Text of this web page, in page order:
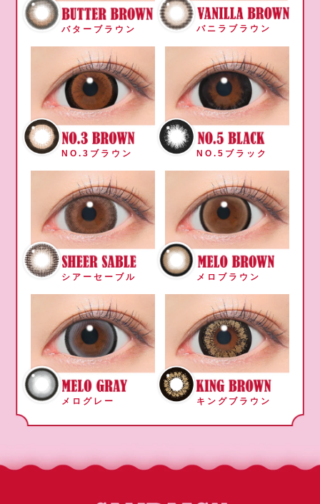
バターブラウン バニラブラウン
NO.3ブラウン NO.5ブラック
シアーセーブル メロブラウン
メログレー キングブラウン